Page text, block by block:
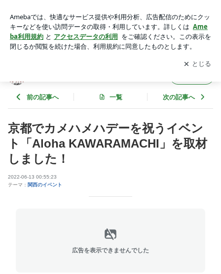
HI」を取材しました！ | プルメリアのブログ
アプリをダウンロードして ブログの更新通知
を受け取りまし
ょう。
開く
前の記事へ 一覧 次の記事へ
京都でカメハメハデーを祝うイベン
ト「Aloha KAWARAMACHI」を取材
しました！
2022-06-13 00:55:23
テーマ： 関西のイベント
広告を表示できませんでした